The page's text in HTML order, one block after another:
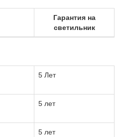
Гарантия на
светильник
5 Лет
5 лет
5 лет